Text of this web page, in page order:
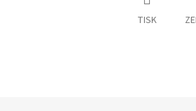
TISK